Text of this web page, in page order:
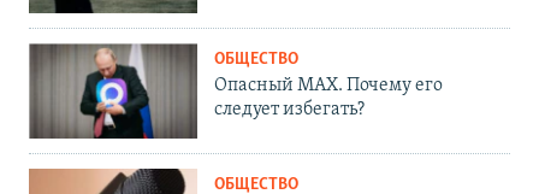
ОБЩЕСТВО
Опасный MAX. Почему его
следует избегать?
ОБЩЕСТВО